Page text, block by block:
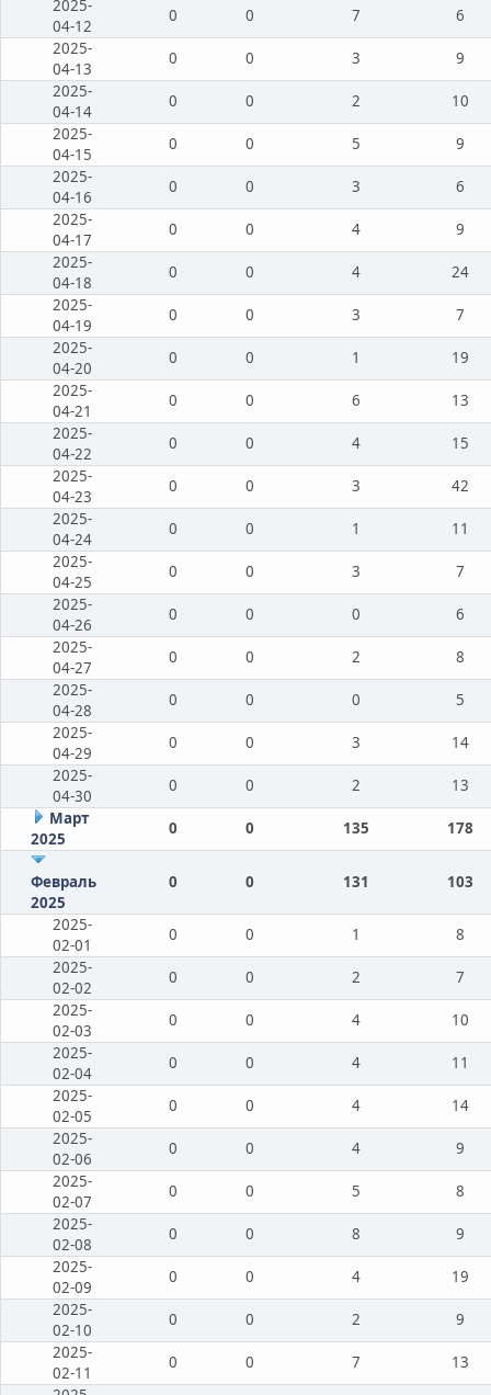
2025-
04-12
0 0 7
6
2025-
04-13
0 0 3
9
2025-
04-14
0 0 2
10
2025-
04-15
0 0 5
9
2025-
04-16
0 0 3
6
2025-
04-17
0 0 4
9
2025-
04-18
0 0 4
24
2025-
04-19
0 0 3
7
2025-
04-20
0 0 1
19
2025-
04-21
0 0 6
13
2025-
04-22
0 0 4
15
2025-
04-23
0 0 3
42
2025-
04-24
0 0 1
11
2025-
04-25
0 0 3
7
2025-
04-26
0 0 0
6
2025-
04-27
0 0 2
8
2025-
04-28
0 0 0
5
2025-
04-29
0 0 3
14
2025-
04-30
0 0 2
13
Март
2025
0 0 135 178
Февраль
2025
0 0 131 103
2025-
02-01
0 0 1
8
2025-
02-02
0 0 2
7
2025-
02-03
0 0 4
10
2025-
02-04
0 0 4
11
2025-
02-05
0 0 4
14
2025-
02-06
0 0 4
9
2025-
02-07
0 0 5
8
2025-
02-08
0 0 8
9
2025-
02-09
0 0 4
19
2025-
02-10
0 0 2
9
2025-
02-11
0 0 7
13